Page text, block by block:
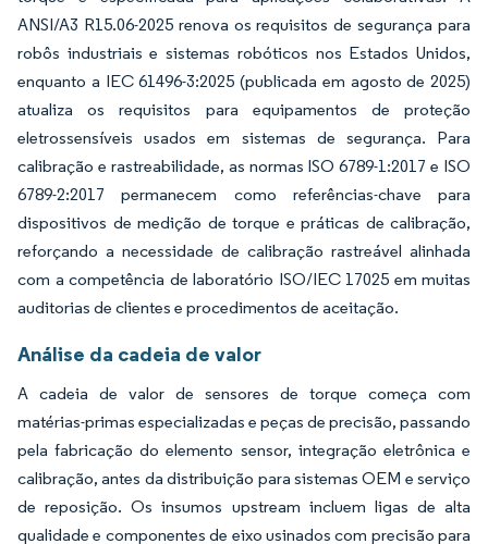
ANSI/A3 R15.06-2025 renova os requisitos de segurança para
robôs industriais e sistemas robóticos nos Estados Unidos,
enquanto a IEC 61496-3:2025 (publicada em agosto de 2025)
atualiza os requisitos para equipamentos de proteção
eletrossensíveis usados em sistemas de segurança. Para
calibração e rastreabilidade, as normas ISO 6789-1:2017 e ISO
6789-2:2017 permanecem como referências-chave para
dispositivos de medição de torque e práticas de calibração,
reforçando a necessidade de calibração rastreável alinhada
com a competência de laboratório ISO/IEC 17025 em muitas
auditorias de clientes e procedimentos de aceitação.
Análise da cadeia de valor
A cadeia de valor de sensores de torque começa com
matérias-primas especializadas e peças de precisão, passando
pela fabricação do elemento sensor, integração eletrônica e
calibração, antes da distribuição para sistemas OEM e serviço
de reposição. Os insumos upstream incluem ligas de alta
qualidade e componentes de eixo usinados com precisão para